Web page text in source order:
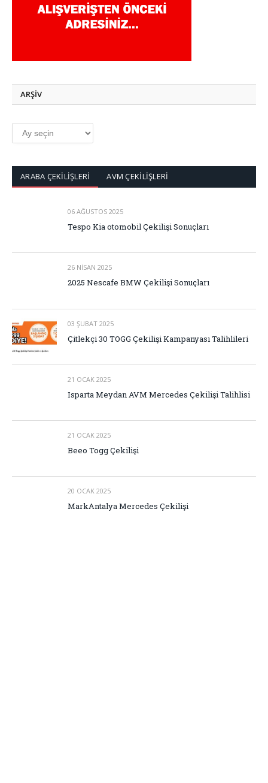
ARŞİV
ARŞİV
ARABA ÇEKİLİŞLERİ AVM ÇEKİLİŞLERİ
06 AĞUSTOS 2025
Tespo Kia otomobil Çekilişi Sonuçları
26 NISAN 2025
2025 Nescafe BMW Çekilişi Sonuçları
03 ŞUBAT 2025
Çitlekçi 30 TOGG Çekilişi Kampanyası Talihlileri
21 OCAK 2025
Isparta Meydan AVM Mercedes Çekilişi Talihlisi
21 OCAK 2025
Beeo Togg Çekilişi
20 OCAK 2025
MarkAntalya Mercedes Çekilişi